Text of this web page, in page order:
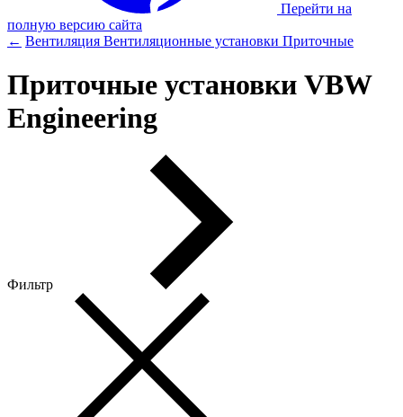
Перейти на
полную версию сайта
← Вентиляция Вентиляционные установки Приточные
Приточные установки VBW
Engineering
Фильтр